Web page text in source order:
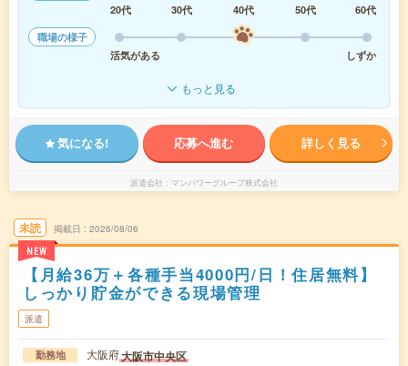
20代
30代 40代 50代
60代
職場の様子
活気がある
しずか
もっと見る
気になる! 応募へ進む 詳しく見る
派遣会社 マンパワーグループ株式会社
未読
NEW
掲載日 2026/08/06
【月給36万＋各種手当4000円/日！住居無料】
しっかり貯金ができる現場管理
派遣
勤務地 大阪府大阪市中央区